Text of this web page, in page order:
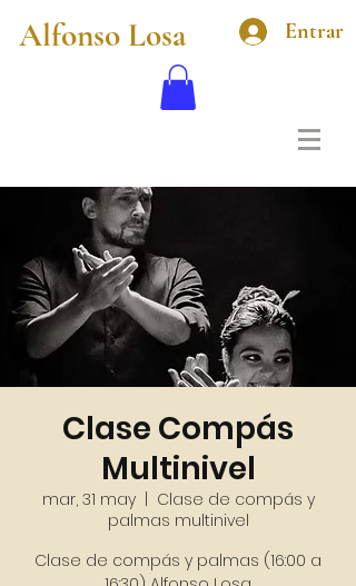
Alfonso Losa Entrar
Clase Compás
Multinivel
mar, 31 may
  |
Clase de compás y
palmas multinivel
Clase de compás y palmas (16:00 a